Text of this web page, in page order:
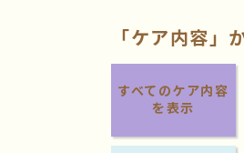
「ケア内容」
すべてのケア内容
を表示